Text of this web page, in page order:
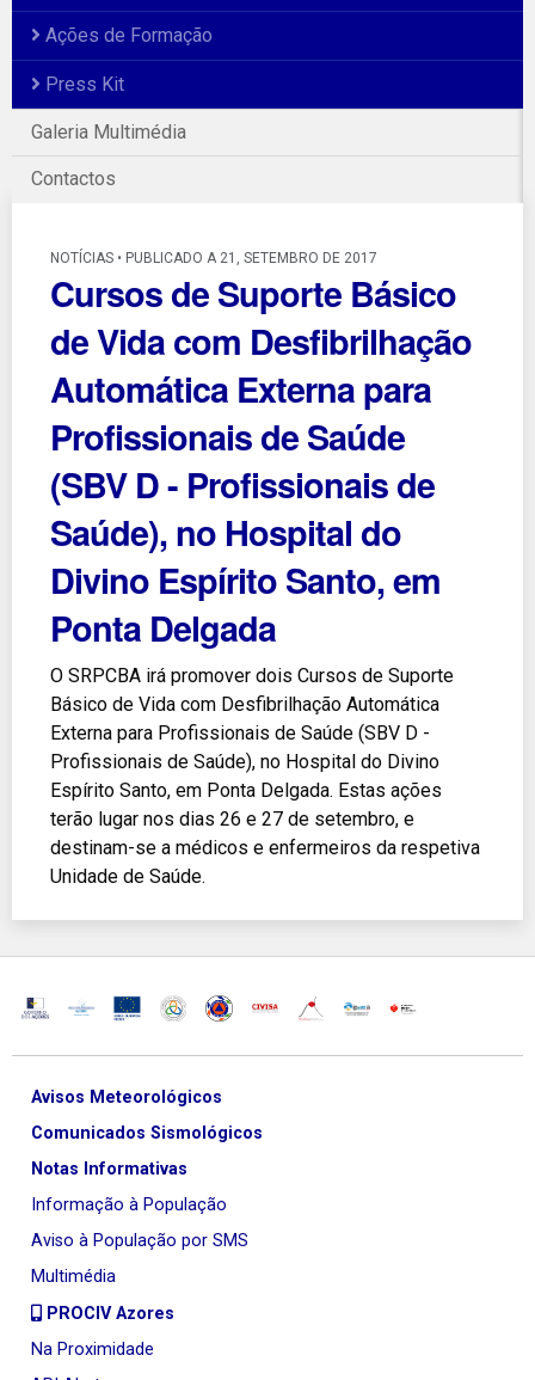
Ações de Formação
Press Kit
Galeria Multimédia
Contactos
NOTÍCIAS • PUBLICADO A 21, SETEMBRO DE 2017
Cursos de Suporte Básico
de Vida com Desfibrilhação
Automática Externa para
Profissionais de Saúde
(SBV D - Profissionais de
Saúde), no Hospital do
Divino Espírito Santo, em
Ponta Delgada
O SRPCBA irá promover dois Cursos de Suporte
Básico de Vida com Desfibrilhação Automática
Externa para Profissionais de Saúde (SBV D -
Profissionais de Saúde), no Hospital do Divino
Espírito Santo, em Ponta Delgada. Estas ações
terão lugar nos dias 26 e 27 de setembro, e
destinam-se a médicos e enfermeiros da respetiva
Unidade de Saúde.
Avisos Meteorológicos
Comunicados Sismológicos
Notas Informativas
Informação à População
Aviso à População por SMS
Multimédia
PROCIV Azores
Na Proximidade